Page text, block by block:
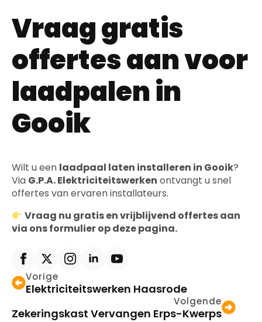
Vraag gratis
offertes aan voor
laadpalen in
Gooik
Wilt u een laadpaal laten installeren in Gooik?
Via G.P.A. Elektriciteitswerken ontvangt u snel
offertes van ervaren installateurs.
Vraag nu gratis en vrijblijvend offertes aan
via ons formulier op deze pagina.
Vorige
Elektriciteitswerken Haasrode
Volgende
Zekeringskast Vervangen Erps-Kwerps